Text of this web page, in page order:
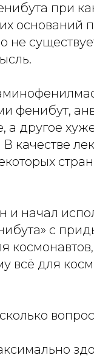
при
оснований
не
фенибут,
другое
качестве
начал
с
всё для